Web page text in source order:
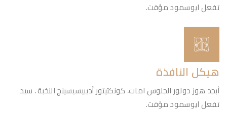
تفعل ايوسمود مؤقت.
هيكل النافذة
أبجد هوز دولور الجلوس امات، كونكتيتور أديبيسيسينج النخبة ، سيد
تفعل ايوسمود مؤقت.